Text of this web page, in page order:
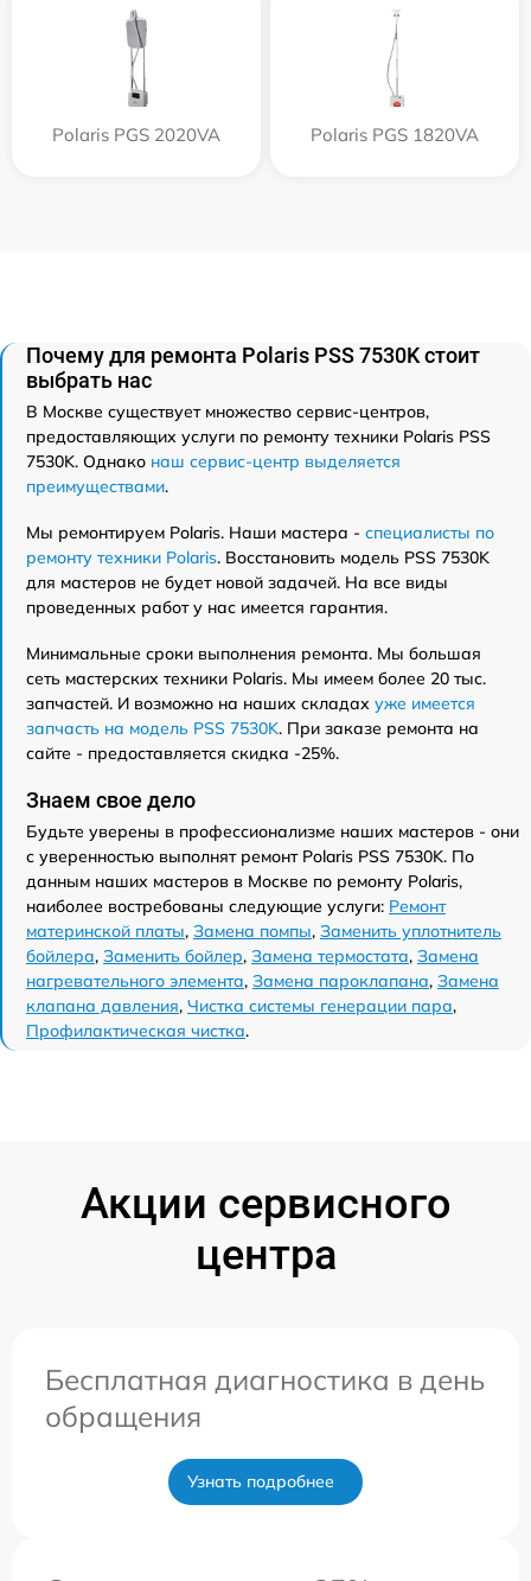
Polaris PGS 2020VA Polaris PGS 1820VA
Почему для ремонта Polaris PSS 7530K стоит
выбрать нас
В Москве существует множество сервис-центров,
предоставляющих услуги по ремонту техники Polaris PSS
7530K. Однако наш сервис-центр выделяется
преимуществами.
Мы ремонтируем Polaris. Наши мастера - специалисты по
ремонту техники Polaris. Восстановить модель PSS 7530K
для мастеров не будет новой задачей. На все виды
проведенных работ у нас имеется гарантия.
Минимальные сроки выполнения ремонта. Мы большая
сеть мастерских техники Polaris. Мы имеем более 20 тыс.
запчастей. И возможно на наших складах уже имеется
запчасть на модель PSS 7530K. При заказе ремонта на
сайте - предоставляется скидка -25%.
Знаем свое дело
Будьте уверены в профессионализме наших мастеров - они
с уверенностью выполнят ремонт Polaris PSS 7530K. По
данным наших мастеров в Москве по ремонту Polaris,
наиболее востребованы следующие услуги: Ремонт
материнской платы, Замена помпы, Заменить уплотнитель
бойлера, Заменить бойлер, Замена термостата, Замена
нагревательного элемента, Замена пароклапана, Замена
клапана давления, Чистка системы генерации пара,
Профилактическая чистка.
Акции сервисного
центра
Бесплатная диагностика в день
обращения
Узнать подробнее